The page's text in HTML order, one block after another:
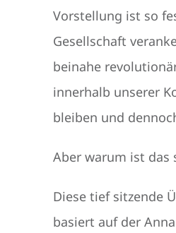
Vorstellung ist so
Gesellschaft
beinahe
innerhalb unserer
bleiben und
Aber warum ist das
Diese tief sitzende
basiert auf der